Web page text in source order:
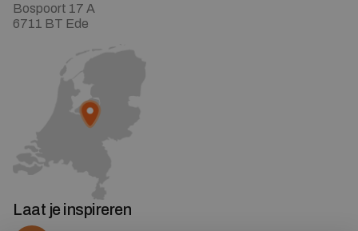
Bospoort 17 A
6711 BT Ede
Laat je inspireren